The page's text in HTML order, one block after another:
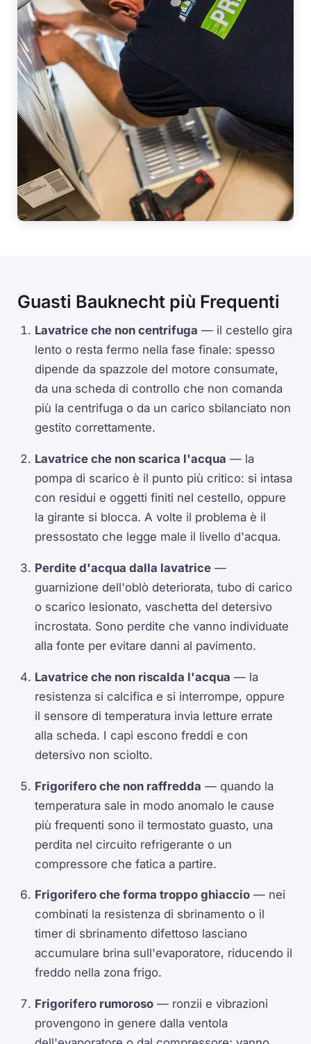
Guasti Bauknecht più Frequenti
Lavatrice che non centrifuga — il cestello gira
lento o resta fermo nella fase finale: spesso
dipende da spazzole del motore consumate,
da una scheda di controllo che non comanda
più la centrifuga o da un carico sbilanciato non
gestito correttamente.
Lavatrice che non scarica l'acqua — la
pompa di scarico è il punto più critico: si intasa
con residui e oggetti finiti nel cestello, oppure
la girante si blocca. A volte il problema è il
pressostato che legge male il livello d'acqua.
Perdite d'acqua dalla lavatrice —
guarnizione dell'oblò deteriorata, tubo di carico
o scarico lesionato, vaschetta del detersivo
incrostata. Sono perdite che vanno individuate
alla fonte per evitare danni al pavimento.
Lavatrice che non riscalda l'acqua — la
resistenza si calcifica e si interrompe, oppure
il sensore di temperatura invia letture errate
alla scheda. I capi escono freddi e con
detersivo non sciolto.
Frigorifero che non raffredda — quando la
temperatura sale in modo anomalo le cause
più frequenti sono il termostato guasto, una
perdita nel circuito refrigerante o un
compressore che fatica a partire.
Frigorifero che forma troppo ghiaccio — nei
combinati la resistenza di sbrinamento o il
timer di sbrinamento difettoso lasciano
accumulare brina sull'evaporatore, riducendo il
freddo nella zona frigo.
Frigorifero rumoroso — ronzii e vibrazioni
provengono in genere dalla ventola